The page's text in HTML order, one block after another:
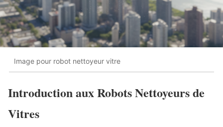
Image pour robot nettoyeur vitre
Introduction aux Robots Nettoyeurs de
Vitres